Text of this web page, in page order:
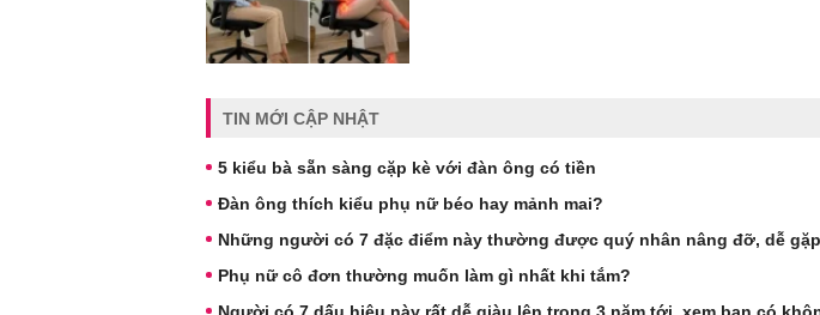
TIN MỚI CẬP NHẬT
5 kiểu bà sẵn sàng cặp kè với đàn ông có tiền
Đàn ông thích kiểu phụ nữ béo hay mảnh mai?
Những người có 7 đặc điểm này thường được quý nhân nâng đỡ, dễ
Phụ nữ cô đơn thường muốn làm gì nhất khi tắm?